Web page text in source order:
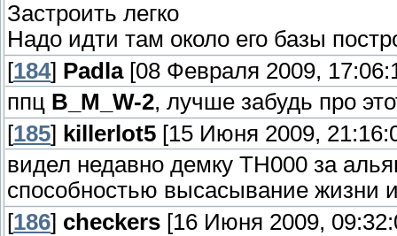
Застроить легко
Надо идти там около его базы
[184] Padla[08 Февраля 2009,
ппц B_M_W-2, лучше забудь про
[185] killerlot5 [15 Июня 2009,
видел недавно демку ТН000 за
способностью высасывание жизни
[186] checkers [16 Июня 2009,